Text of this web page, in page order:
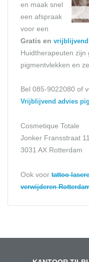
en maak snel
een afspraak
voor een
Gratis en
Huidtherapeuten zijn
pigmentvlekken en
Bel 085-9022080 of
Vrijblijvend advies
Cosmetique Totale
Jonker Fransstraat
3031 AX Rotterdam
Ook voor tattoo
verwijderen